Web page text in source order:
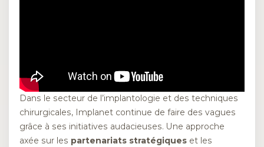
Dans le secteur de l’implantologie et des techniques
chirurgicales, Implanet continue de faire des vagues
grâce à ses initiatives audacieuses. Une approche
axée sur les partenariats stratégiques et les